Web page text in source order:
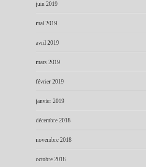
juin 2019
mai 2019
avril 2019
mars 2019
février 2019
janvier 2019
décembre 2018
novembre 2018
octobre 2018